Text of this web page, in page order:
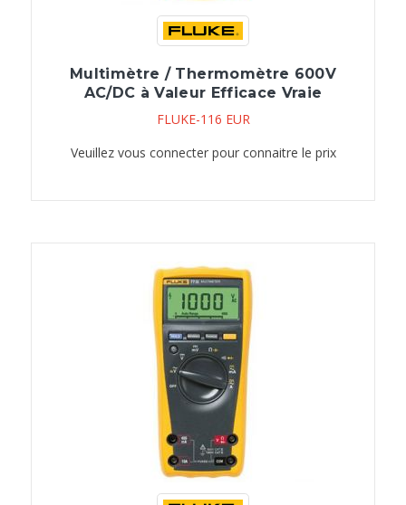
Multimètre / Thermomètre 600V
AC/DC à Valeur Efficace Vraie
FLUKE-116 EUR
Veuillez vous connecter pour connaitre le prix